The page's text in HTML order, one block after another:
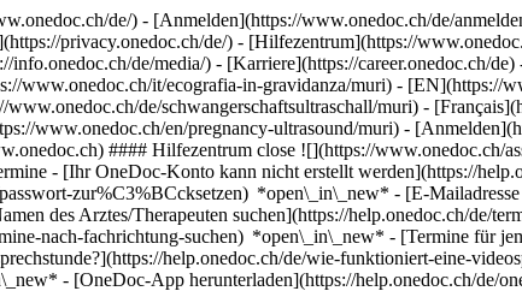
de/) - [Anmelden](https://www.onedoc.ch/de/
privacy.onedoc.ch/de/) - [Hilfezentrum](https://
de/media/) - [Karriere](https://career.onedoc.ch/de)
www.onedoc.ch/it/ecografia-in-gravidanza/muri) - [EN](https://
de/schwangerschaftsultraschall/muri) -
www.onedoc.ch/en/pregnancy-ultrasound/muri) -
#### Hilfezentrum close ![](https://www.onedoc.ch/
- [Ihr OneDoc-Konto kann nicht erstellt werden](https://
zur%C3%BCcksetzen) *open\_in\_new* - [E-
des Arztes/Therapeuten suchen](https://help.onedoc.ch/de/
nach-fachrichtung-suchen) *open\_in\_new* - [Termine für
help.onedoc.ch/de/wie-funktioniert-eine-
- [OneDoc-App herunterladen](https://help.onedoc.ch/de/